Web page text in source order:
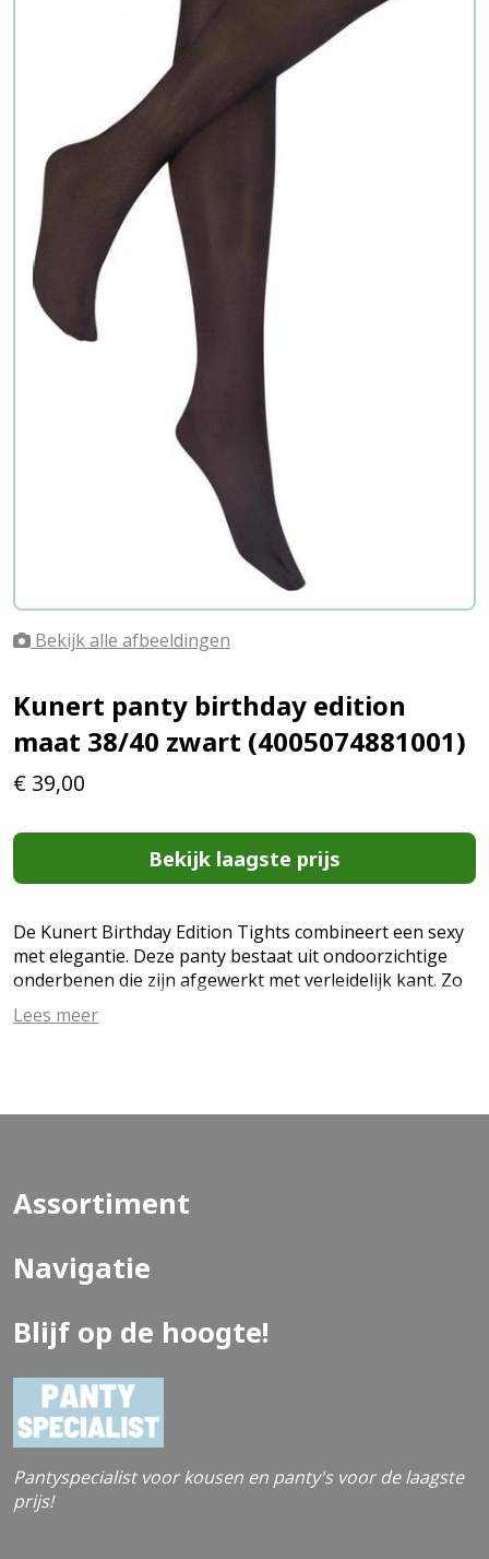
Bekijk alle afbeeldingen
Kunert panty birthday edition
maat 38/40 zwart (4005074881001)
€ 39,00
Bekijk laagste prijs
De Kunert Birthday Edition Tights combineert een sexy
met elegantie. Deze panty bestaat uit ondoorzichtige
onderbenen die zijn afgewerkt met verleidelijk kant. Zo
lijkt het net alsof je mooie stay-up kousen aan hebt,
terwijl je het comfort hebt van een panty. Deze editie
Lees meer
Assortiment
Navigatie
Blijf op de hoogte!
Pantyspecialist voor kousen en panty's voor de laagste
prijs!